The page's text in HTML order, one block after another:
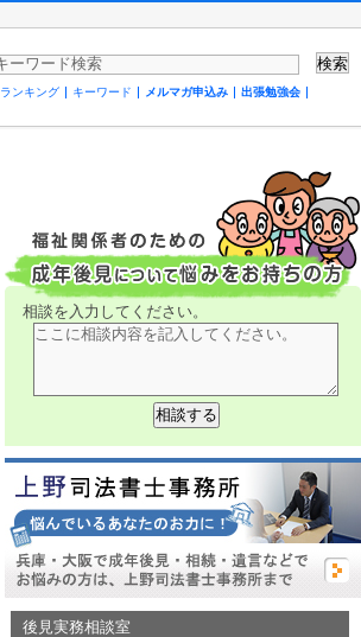
ランキング キーワード メルマガ申込み 出張勉強会
相談を入力してください。
後見実務相談室